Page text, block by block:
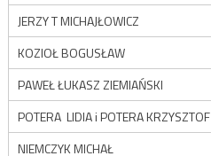
JERZY T MICHAJŁOWICZ
KOZIOŁ BOGUSŁAW
PAWEŁ ŁUKASZ ZIEMIAŃSKI
POTERA LIDIA i POTERA KRZYSZTOF
NIEMCZYK MICHAŁ